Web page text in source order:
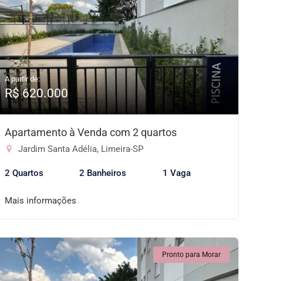
A partir de:
R$ 620.000
Apartamento à Venda com 2 quartos
Jardim Santa Adélia, Limeira-SP
2 Quartos 2 Banheiros 1 Vaga
Mais informações
Pronto para Morar